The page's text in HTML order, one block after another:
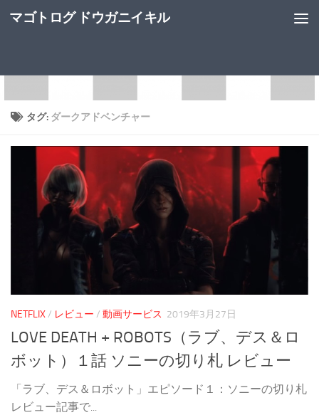
マゴトログ ドウガニイキル
タグ: ダークアドベンチャー
NETFLIX/ レビュー / 動画サービス 2019年3月27日
LOVE DEATH + ROBOTS（ラブ、デス＆ロ
ボット）１話 ソニーの切り札 レビュー
「ラブ、デス＆ロボット」エピソード１：ソニーの切り札
レビュー記事で...